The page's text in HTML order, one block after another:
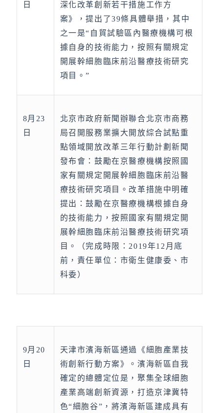
日
深化改革創新若干措施工作方
案》，提出了39條具體舉措，其中
之一是“自貿試驗區內醫療機構可根
據自身的技術能力，按照有關規定
開展幹細胞臨床前沿醫療技術研究
項目。”
8月23
日
北京市政府新聞辦聯合北京市商務
局召開服務業擴大開放綜合試點重
點領域開放改革三年行動計劃新聞
發布會：鼓勵在京醫療機構按照國
家有關規定開展幹細胞臨床前沿醫
療技術研究項目。改革措施中明確
提出：鼓勵在京醫療機構根據自身
的技術能力，按照國家有關規定開
展幹細胞臨床前沿醫療技術研究項
目。（完成時限：2019年12月底
前，責任單位：市衛生健康委、市
科委）
9月20
日
天津市濱海新區通過《細胞產業技
術創新行動方案》。濱海新區自我
確定的總體定位是，聚集全球細胞
產業高端創新資源，打造京津冀特
色“細胞谷”，將濱海新區建成具有